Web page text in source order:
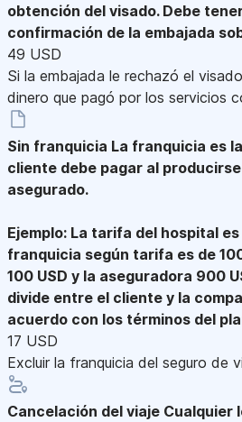
obtención del visado. Debe
confirmación de la embajada
49 USD
Si la embajada le rechazó el
dinero que pagó por los servicios
Sin franquicia La franquicia es
cliente debe pagar al
asegurado.
Ejemplo: La tarifa del hospital es
franquicia según tarifa es de
100 USD y la aseguradora 900
divide entre el cliente y la
acuerdo con los términos del
17 USD
Excluir la franquicia del seguro de
Cancelación del viaje Cualquier